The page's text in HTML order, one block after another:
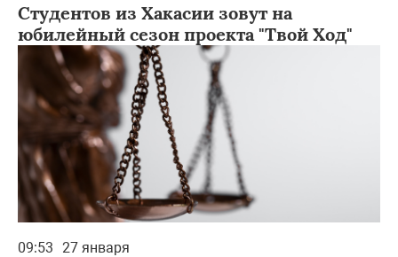
Студентов из Хакасии зовут на
юбилейный сезон проекта "Твой Ход"
09:53 27 января